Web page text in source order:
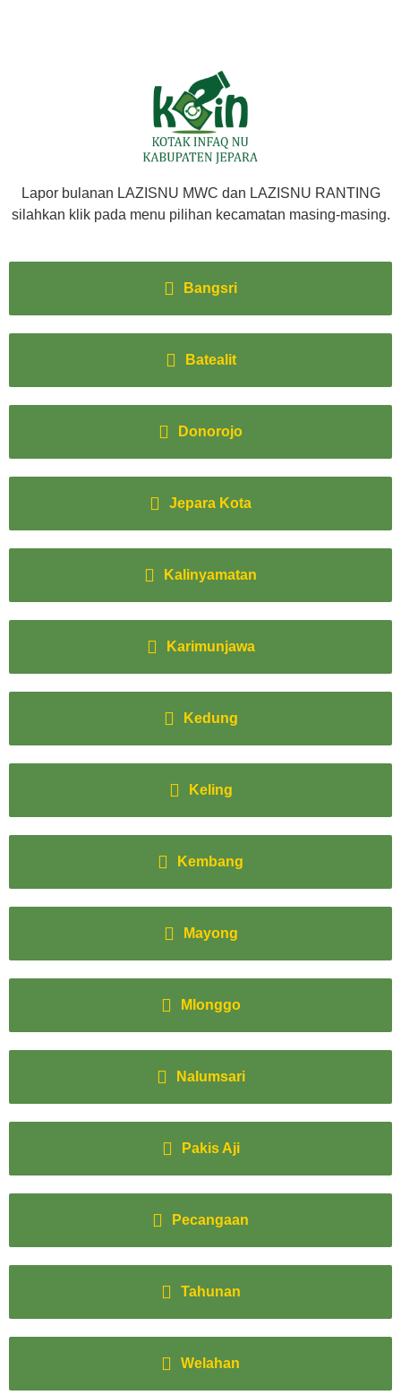
Lapor bulanan LAZISNU MWC dan LAZISNU RANTING
silahkan klik pada menu pilihan kecamatan masing-masing.
Bangsri
Batealit
Donorojo
Jepara Kota
Kalinyamatan
Karimunjawa
Kedung
Keling
Kembang
Mayong
Mlonggo
Nalumsari
Pakis Aji
Pecangaan
Tahunan
Welahan